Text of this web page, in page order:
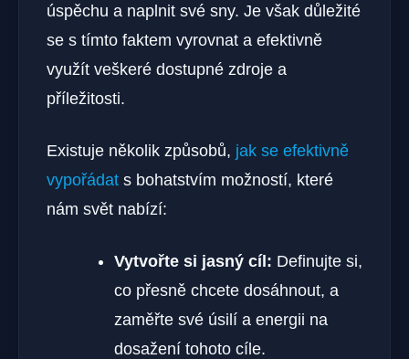
úspěchu a naplnit své sny. Je však důležité
se s tímto faktem vyrovnat a efektivně
využít veškeré dostupné zdroje a
příležitosti.
Existuje několik způsobů, jak se efektivně
vypořádat s bohatstvím možností, které
nám svět nabízí:
Vytvořte si jasný cíl: Definujte si,
co přesně chcete dosáhnout, a
zaměřte své úsilí a energii na
dosažení tohoto cíle.